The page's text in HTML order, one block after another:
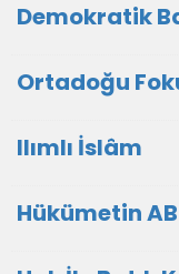
Demokratik
Ortadoğu
Ilımlı İslâm
Hükümetin